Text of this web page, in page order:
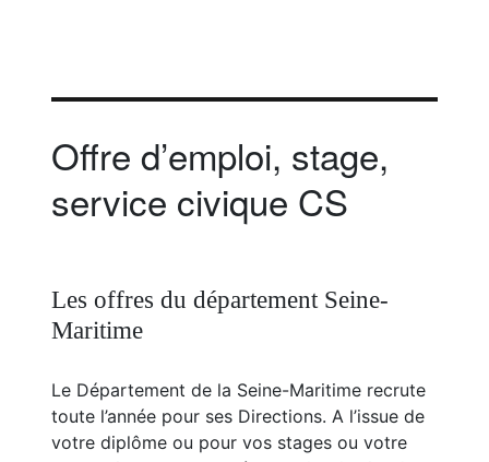
Offre d’emploi, stage,
service civique CS
Les offres du département Seine-
Maritime
Le Département de la Seine-Maritime recrute
toute l’année pour ses Directions. A l’issue de
votre diplôme ou pour vos stages ou votre